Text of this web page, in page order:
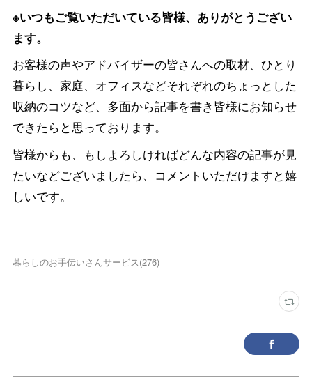
※いつもご覧いただいている皆様、ありがとうござい
ます。
お客様の声やアドバイザーの皆さんへの取材、ひとり
暮らし、家庭、オフィスなどそれぞれのちょっとした
収納のコツなど、多面から記事を書き皆様にお知らせ
できたらと思っております。
皆様からも、もしよろしければどんな内容の記事が見
たいなどございましたら、コメントいただけますと嬉
しいです。
暮らしのお手伝いさんサービス(276)